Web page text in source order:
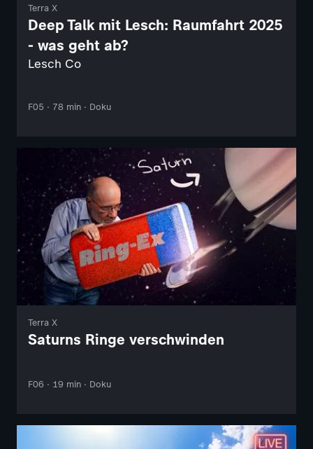
Terra X
Deep Talk mit Lesch: Raumfahrt 2025
- was geht ab?
Lesch Co
F05 · 78 min · Doku
Terra X
Saturns Ringe verschwinden
F06 · 19 min · Doku